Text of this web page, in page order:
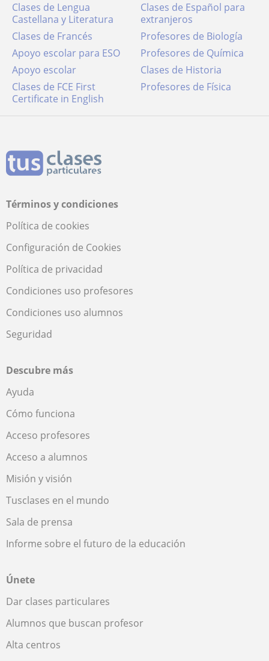
Clases de Lengua
Castellana y Literatura
Clases de Español para
extranjeros
Clases de Francés
Profesores de Biología
Apoyo escolar para ESO
Profesores de Química
Apoyo escolar
Clases de Historia
Clases de FCE First
Certificate in English
Profesores de Física
Términos y condiciones
Política de cookies
Configuración de Cookies
Política de privacidad
Condiciones uso profesores
Condiciones uso alumnos
Seguridad
Descubre más
Ayuda
Cómo funciona
Acceso profesores
Acceso a alumnos
Misión y visión
Tusclases en el mundo
Sala de prensa
Informe sobre el futuro de la educación
Únete
Dar clases particulares
Alumnos que buscan profesor
Alta centros